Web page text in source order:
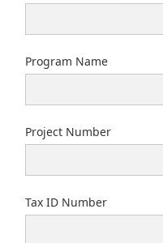
Program Name
Project Number
Tax ID Number